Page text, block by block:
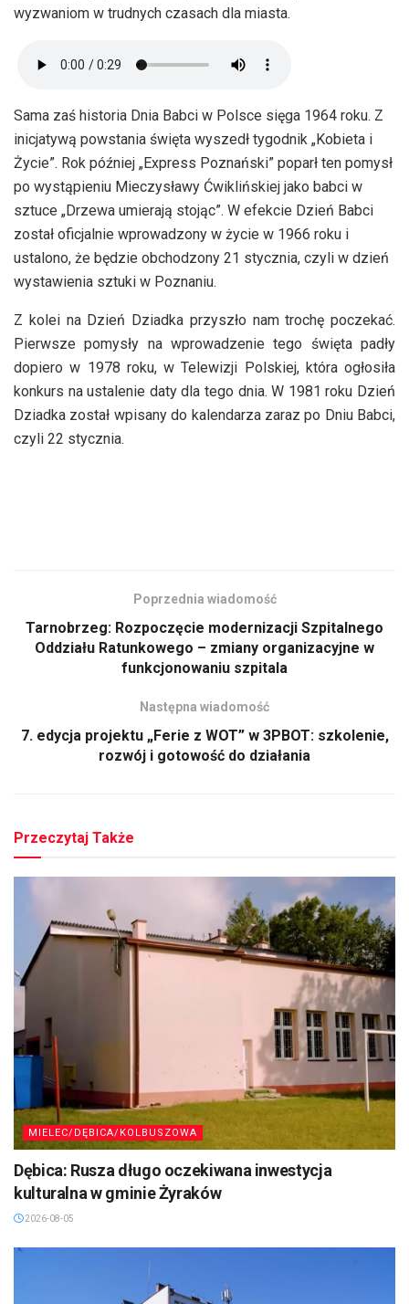
wyzwaniom w trudnych czasach dla miasta.
Sama zaś historia Dnia Babci w Polsce sięga 1964 roku. Z
inicjatywą powstania święta wyszedł tygodnik „Kobieta i
Życie”. Rok później „Express Poznański” poparł ten pomysł
po wystąpieniu Mieczysławy Ćwiklińskiej jako babci w
sztuce „Drzewa umierają stojąc”. W efekcie Dzień Babci
został oficjalnie wprowadzony w życie w 1966 roku i
ustalono, że będzie obchodzony 21 stycznia, czyli w dzień
wystawienia sztuki w Poznaniu.
Z kolei na Dzień Dziadka przyszło nam trochę poczekać.
Pierwsze pomysły na wprowadzenie tego święta padły
dopiero w 1978 roku, w Telewizji Polskiej, która ogłosiła
konkurs na ustalenie daty dla tego dnia. W 1981 roku Dzień
Dziadka został wpisany do kalendarza zaraz po Dniu Babci,
czyli 22 stycznia.
Poprzednia wiadomość
Tarnobrzeg: Rozpoczęcie modernizacji Szpitalnego
Oddziału Ratunkowego – zmiany organizacyjne w
funkcjonowaniu szpitala
Następna wiadomość
7. edycja projektu „Ferie z WOT” w 3PBOT: szkolenie,
rozwój i gotowość do działania
Przeczytaj Także
MIELEC/DĘBICA/KOLBUSZOWA
Dębica: Rusza długo oczekiwana inwestycja
kulturalna w gminie Żyraków
2026-08-05